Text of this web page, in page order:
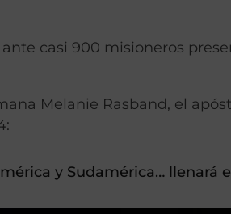
casi 900 misioneros
Melanie Rasband, el
y Sudamérica… llenará